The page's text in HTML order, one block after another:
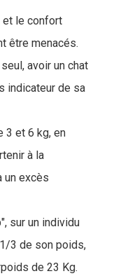
et le confort
être menacés.
avoir un chat
indicateur de sa
3 et 6 kg, en
à la
un excès
sur un individu
3 de son poids,
de 23 Kg.